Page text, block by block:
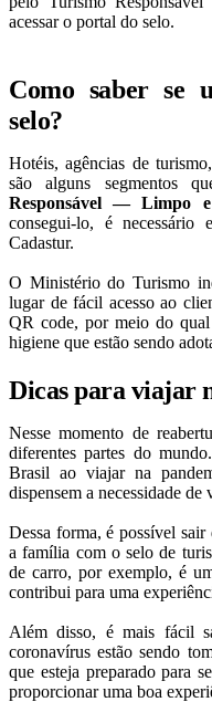
acessar o portal do selo.
Como saber se
selo?
Hotéis, agências de
são alguns segmentos
Responsável — Limpo
consegui-lo, é necessário
Cadastur.
O Ministério do Turismo
lugar de fácil acesso ao
QR code, por meio do
higiene que estão sendo
Dicas para viajar
Nesse momento de
diferentes partes do
Brasil ao viajar na
dispensem a necessidade de
Dessa forma, é possível sair
a família com o selo de
de carro, por exemplo, é
contribui para uma
Além disso, é mais fácil
coronavírus estão sendo
que esteja preparado para
proporcionar uma boa